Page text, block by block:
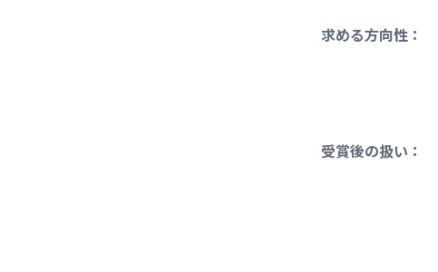
求める方向性：
受賞後の扱い：